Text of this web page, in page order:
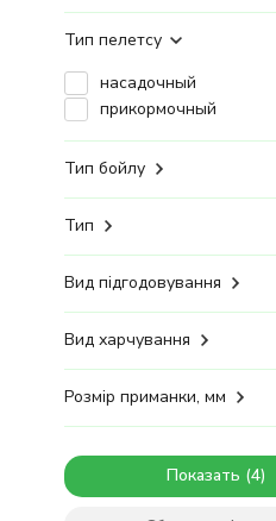
Nutrabaits
Richworth
Fishing Roi
Korda
Solar tackle
Rod Hutchinson
ST Baits
Технокарп
Mistral
Фішка
Тип пелетсу
насадочный
прикормочный
Тип бойлу
Тип
Вид підгодовування
Вид харчування
Розмір приманки, мм
Показать